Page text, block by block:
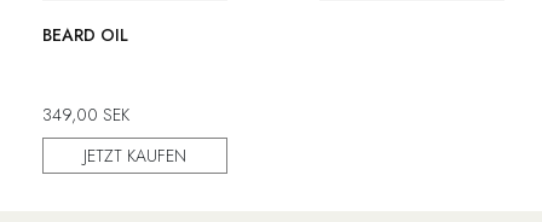
50% Rabatt
BEARD OIL
349,00 SEK
JETZT KAUFEN